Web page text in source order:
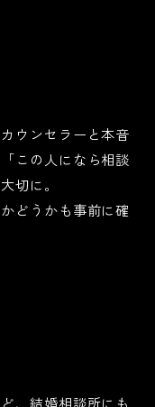
ウンセラーと本音
この人になら相談
切に。
どうかも事前に確
、結婚相談所にも